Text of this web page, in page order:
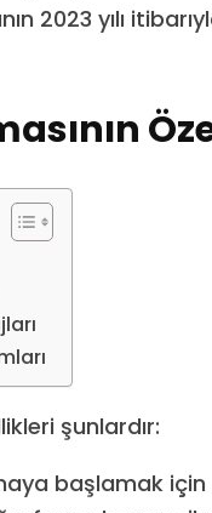
2023 yılı
şunlardır:
başlamak